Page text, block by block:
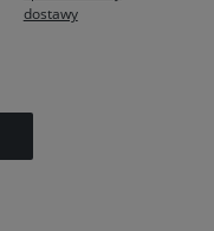
dostawy